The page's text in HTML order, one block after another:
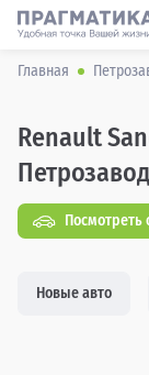
Главная
Renault
Посмотреть
Новые авто